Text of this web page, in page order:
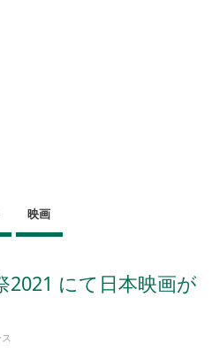
映画
2021 にて日本映画が